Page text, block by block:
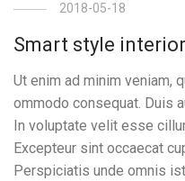
2018-05-18
Smart style
Ut enim ad minim veniam,
ommodo consequat. Duis
In voluptate velit esse
Excepteur sint occaecat
Perspiciatis unde omnis